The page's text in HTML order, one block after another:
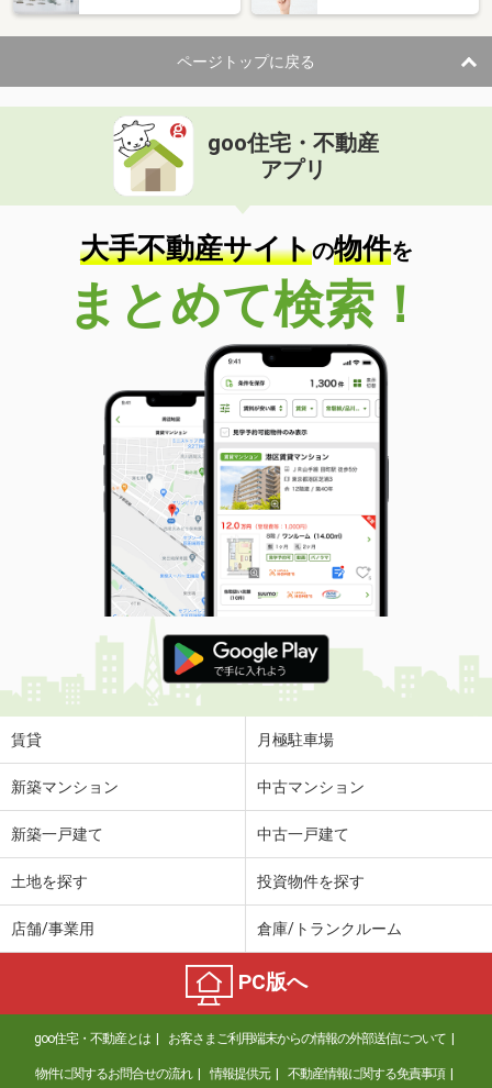
ページトップに戻る
goo住宅・不動産
アプリ
大手不動産サイトの物件を
まとめて検索！
賃貸 月極駐車場
新築マンション 中古マンション
新築一戸建て 中古一戸建て
土地を探す 投資物件を探す
店舗/事業用 倉庫/トランクルーム
PC版へ
goo住宅・不動産とは お客さまご利用端末からの情報の外部送信について
物件に関するお問合せの流れ 情報提供元 不動産情報に関する免責事項